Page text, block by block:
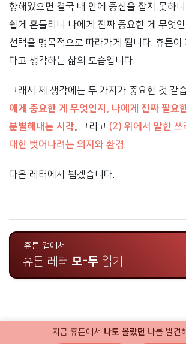
향해있으면 결국 내 안에 중심을 잡지 못하
쉽게 흔들리니 나에게 진짜 중요한 게 무엇
선택을 맹목적으로 따라가게 됩니다. 휴튼이
다고 생각하는 삶의 모습입니다.
그래서 제 생각에는 두 가지가 중요한 것 같
에게 중요한 게 무엇인지, 나에게 진짜 필요
분별해내는 시각, 그리고 (2) 위에서 말한 쓰
대한 벗어나려는 의지와 환경.
다음 레터에서 뵙겠습니다.
휴튼 앱에서
휴튼 레터 모-두 읽기
지금 휴튼에서 나도 몰랐던 나를 발견